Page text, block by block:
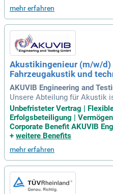
mitter- und
mehr erfahren
Akustikingenieur (m/w/d)
Fahrzeugakustik und
AKUVIB Engineering and
Unsere Abteilung für Akustik
chG §29 benannte Messstelle
ungen. Als Mitarbeiter finden
Sie sich verwirklichen und
Unbefristeter Vertrag |
Erfolgsbeteiligung |
Corporate Benefit AKUVIB
+ weitere Benefits
mehr erfahren